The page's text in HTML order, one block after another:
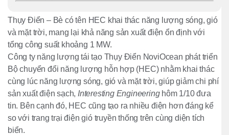
Thụy Điển – Bè có tên HEC khai thác năng lượng sóng, gió
và mặt trời, mang lại khả năng sản xuất điện ổn định với
tổng công suất khoảng 1 MW.
Công ty năng lượng tái tạo Thụy Điển NoviOcean phát triển
Bộ chuyển đổi năng lượng hỗn hợp (HEC) nhằm khai thác
cùng lúc năng lượng sóng, gió và mặt trời, giúp giảm chi phí
sản xuất điện sạch, Interesting Engineeringhôm 1/10 đưa
tin. Bên cạnh đó, HEC cũng tạo ra nhiều điện hơn đáng kể
so với trang trại điện gió truyền thống trên cùng diện tích
biển.